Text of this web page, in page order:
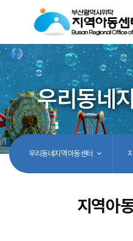
우리동네
우리동네지역아동센터
지역아